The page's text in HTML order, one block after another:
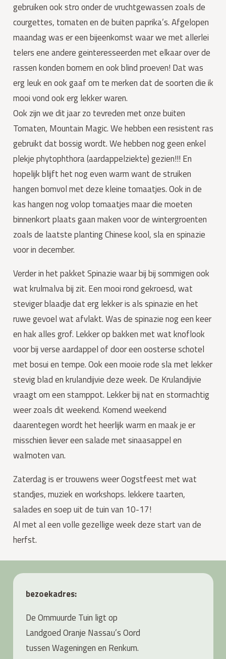
gebruiken ook stro onder de vruchtgewassen zoals de
courgettes, tomaten en de buiten paprika’s. Afgelopen
maandag was er een bijeenkomst waar we met allerlei
telers ene andere geinteresseerden met elkaar over de
rassen konden bomem en ook blind proeven! Dat was
erg leuk en ook gaaf om te merken dat de soorten die ik
mooi vond ook erg lekker waren.
Ook zijn we dit jaar zo tevreden met onze buiten
Tomaten, Mountain Magic. We hebben een resistent ras
gebruikt dat bossig wordt. We hebben nog geen enkel
plekje phytophthora (aardappelziekte) gezien!!! En
hopelijk blijft het nog even warm want de struiken
hangen bomvol met deze kleine tomaatjes. Ook in de
kas hangen nog volop tomaatjes maar die moeten
binnenkort plaats gaan maken voor de wintergroenten
zoals de laatste planting Chinese kool, sla en spinazie
voor in december.
Verder in het pakket Spinazie waar bij bij sommigen ook
wat krulmalva bij zit. Een mooi rond gekroesd, wat
steviger blaadje dat erg lekker is als spinazie en het
ruwe gevoel wat afvlakt. Was de spinazie nog een keer
en hak alles grof. Lekker op bakken met wat knoflook
voor bij verse aardappel of door een oosterse schotel
met bosui en tempe. Ook een mooie rode sla met lekker
stevig blad en krulandijvie deze week. De Krulandijvie
vraagt om een stamppot. Lekker bij nat en stormachtig
weer zoals dit weekend. Komend weekend
daarentegen wordt het heerlijk warm en maak je er
misschien liever een salade met sinaasappel en
walmoten van.
Zaterdag is er trouwens weer Oogstfeest met wat
standjes, muziek en workshops. lekkere taarten,
salades en soep uit de tuin van 10-17!
Al met al een volle gezellige week deze start van de
herfst.
bezoekadres:
De Ommuurde Tuin ligt op
Landgoed Oranje Nassau’s Oord
tussen Wageningen en Renkum.